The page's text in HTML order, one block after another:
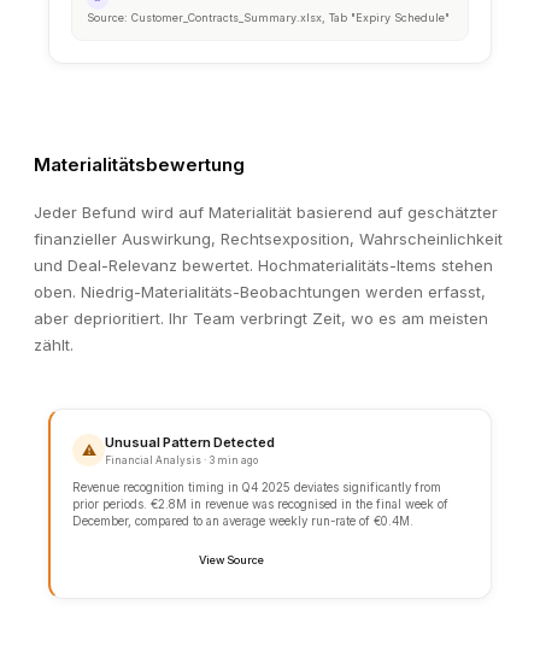
revenue (∼15% of total) expire within the next 12 months.
of renewal negotiations found in the data room.
📄
Source: Customer_Contracts_Summary.xlsx, Tab "Expiry
Materialitätsbewertung
Jeder Befund wird auf Materialität basierend auf geschätzter
finanzieller Auswirkung, Rechtsexposition, Wahrscheinlichkeit
und Deal-Relevanz bewertet. Hochmaterialitäts-Items stehen
oben. Niedrig-Materialitäts-Beobachtungen werden erfasst,
aber deprioritiert. Ihr Team verbringt Zeit, wo es am meisten
zählt.